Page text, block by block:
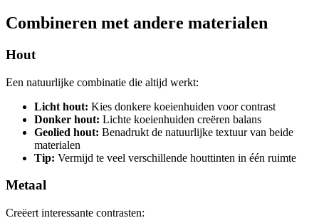
Combineren met andere materialen
Hout
Een natuurlijke combinatie die altijd werkt:
Licht hout: Kies donkere koeienhuiden voor contrast
Donker hout: Lichte koeienhuiden creëren balans
Geolied hout: Benadrukt de natuurlijke textuur van beide
materialen
Tip: Vermijd te veel verschillende houttinten in één ruimte
Metaal
Creëert interessante contrasten: